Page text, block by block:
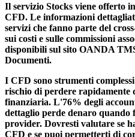
Il servizio Stocks viene offerto
CFD. Le informazioni
servizi che fanno parte del
sui costi e sulle commissioni
disponibili sul sito OANDA
Documenti.
I CFD sono strumenti
rischio di perdere rapidamente
finanziaria. L'76% degli
dettaglio perde denaro
provider. Dovresti valutare se
CFD e se puoi permetterti di